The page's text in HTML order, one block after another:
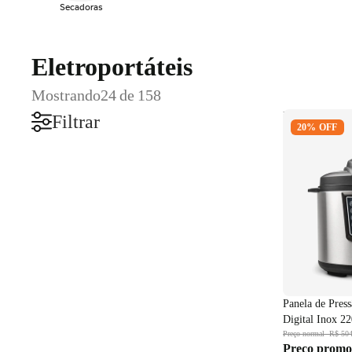
Secadoras
Eletroportáteis
Mostrando24 de 158
Filtrar
Panela de
6L Digital
20% OFF
Panela de
Digital Inox
Preço normalR$
Preço